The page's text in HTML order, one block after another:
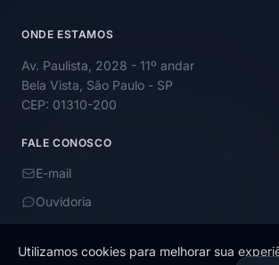
ONDE ESTAMOS
Av. Paulista, 2028 - 11º andar
Bela Vista, São Paulo - SP
CEP: 01310-200
FALE CONOSCO
E-mail
Ouvidoria
Utilizamos cookies para melhorar sua